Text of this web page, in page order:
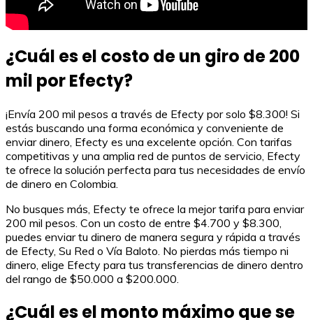
¿Cuál es el costo de un giro de 200
mil por Efecty?
¡Envía 200 mil pesos a través de Efecty por solo $8.300! Si
estás buscando una forma económica y conveniente de
enviar dinero, Efecty es una excelente opción. Con tarifas
competitivas y una amplia red de puntos de servicio, Efecty
te ofrece la solución perfecta para tus necesidades de envío
de dinero en Colombia.
No busques más, Efecty te ofrece la mejor tarifa para enviar
200 mil pesos. Con un costo de entre $4.700 y $8.300,
puedes enviar tu dinero de manera segura y rápida a través
de Efecty, Su Red o Vía Baloto. No pierdas más tiempo ni
dinero, elige Efecty para tus transferencias de dinero dentro
del rango de $50.000 a $200.000.
¿Cuál es el monto máximo que se